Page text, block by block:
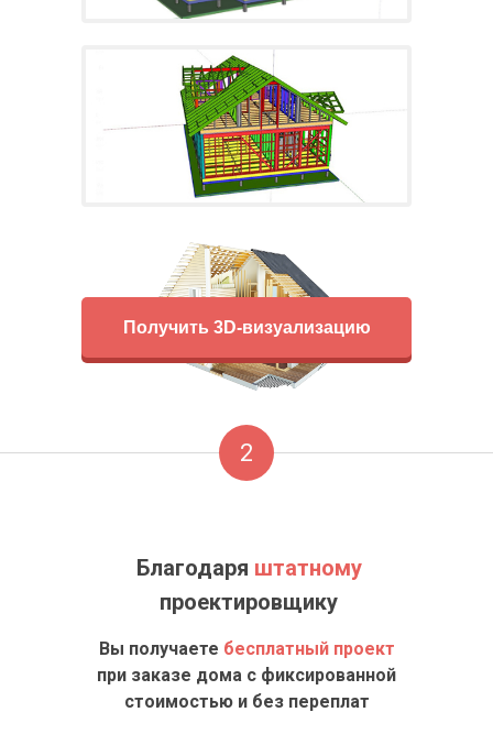
Получить 3D-визуализацию
2
Благодаря штатному
проектировщику
Вы получаете бесплатный проект
при заказе дома с фиксированной
стоимостью и без переплат